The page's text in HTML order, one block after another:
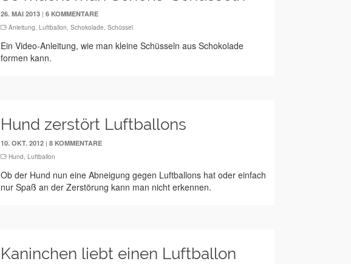
26. MAI 2013 |6 KOMMENTARE
Anleitung,Luftballon,Schokolade,Schüssel
Ein Video-Anleitung, wie man kleine Schüsseln aus Schokolade
formen kann.
Hund zerstört Luftballons
10. OKT. 2012 |8 KOMMENTARE
Hund,Luftballon
Ob der Hund nun eine Abneigung gegen Luftballons hat oder einfach
nur Spaß an der Zerstörung kann man nicht erkennen.
Kaninchen liebt einen Luftballon